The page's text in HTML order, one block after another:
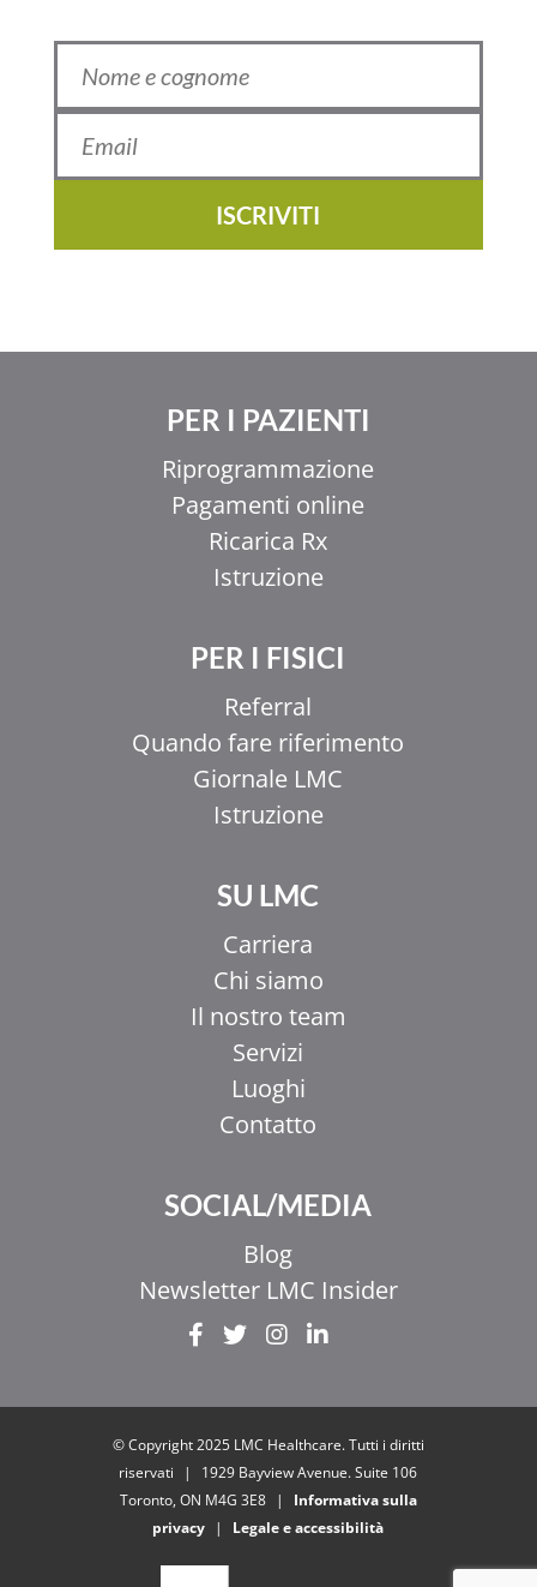
ISCRIVITI
PER I PAZIENTI
Riprogrammazione
Pagamenti online
Ricarica Rx
Istruzione
PER I FISICI
Referral
Quando fare riferimento
Giornale LMC
Istruzione
SU LMC
Carriera
Chi siamo
Il nostro team
Servizi
Luoghi
Contatto
SOCIAL/MEDIA
Blog
Newsletter LMC Insider
© Copyright 2025 LMC Healthcare. Tutti i diritti
riservati
|
1929 Bayview Avenue. Suite 106
Toronto, ON M4G 3E8
|
Informativa sulla
privacy
| Legale e accessibilità